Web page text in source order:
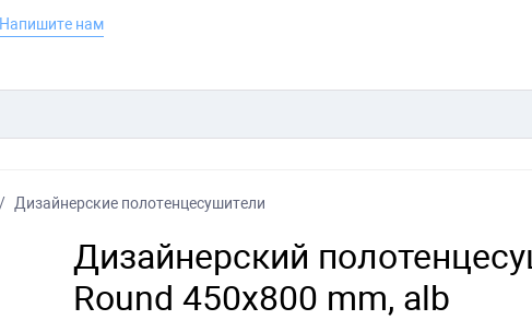
Напишите нам
Дизайнерские полотенцесушители
Дизайнерский
Round 450x800 mm, alb